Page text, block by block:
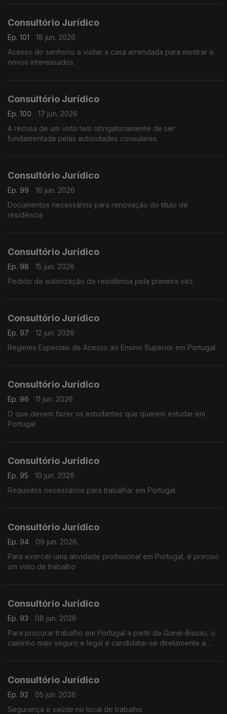
Consultório Jurídico
Ep. 101
18 jun. 2026
Acesso do senhorio a visitar a casa arrendada para mostrar a
novos interessados.
Consultório Jurídico
Ep. 100
17 jun. 2026
A recusa de um visto tem obrigatoriamente de ser
fundamentada pelas autoridades consulares.
Consultório Jurídico
Ep. 99
16 jun. 2026
Documentos necessários para renovação do titulo de
residência
Consultório Jurídico
Ep. 98
15 jun. 2026
Pedido de autorização de residência pela primeira vez
Consultório Jurídico
Ep. 97
12 jun. 2026
Regimes Especiais de Acesso ao Ensino Superior em Portugal
Consultório Jurídico
Ep. 96
11 jun. 2026
O que devem fazer os estudantes que querem estudar em
Portugal
Consultório Jurídico
Ep. 95
10 jun. 2026
Requisitos necessários para trabalhar em Portugal
Consultório Jurídico
Ep. 94
09 jun. 2026
Para exercer uma atividade profissional em Portugal, é preciso
um visto de trabalho
Consultório Jurídico
Ep. 93
08 jun. 2026
Para procurar trabalho em Portugal a partir da Guiné-Bissau, o
caminho mais seguro e legal é candidatar-se diretamente a
Consultório Jurídico
Ep. 92
05 jun. 2026
Segurança e saúde no local de trabalho